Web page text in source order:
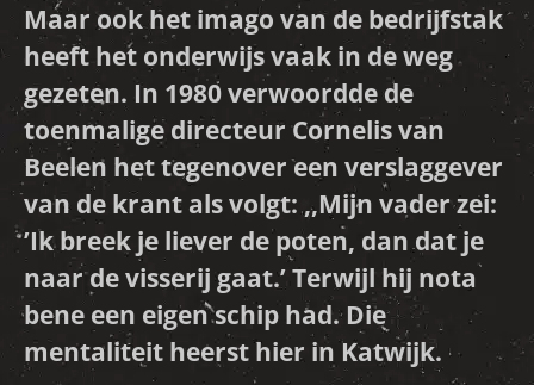
Maar ook het imago van de bedrijfstak
heeft het onderwijs vaak in de weg
gezeten. In 1980 verwoordde de
toenmalige directeur Cornelis van
Beelen het tegenover een verslaggever
van de krant als volgt: ,,Mijn vader zei:
’Ik breek je liever de poten, dan dat je
naar de visserij gaat.’ Terwijl hij nota
bene een eigen schip had. Die
mentaliteit heerst hier in Katwijk.